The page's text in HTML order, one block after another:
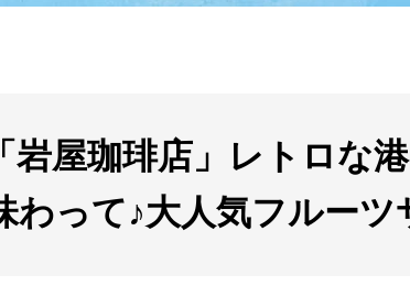
岩屋珈琲店」レトロな
わって♪大人気フルーツ